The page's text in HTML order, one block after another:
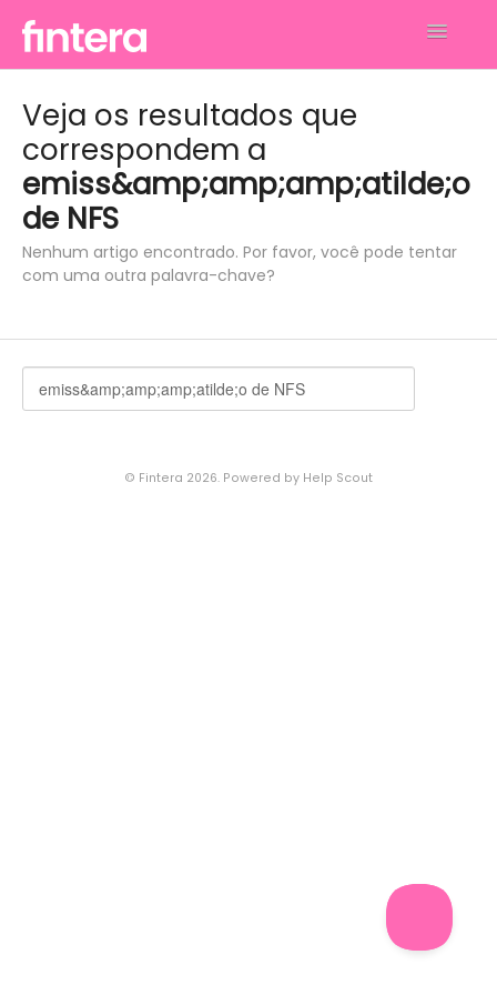
Toggle
Financeiro
Faturamento
Gerenciar Perfil e Conta
Veja os resultados que
correspondem a
emiss&amp;amp;amp;atilde;o
de NFS
Nenhum artigo encontrado. Por favor, você pode tentar
com uma outra palavra-chave?
© Fintera 2026. Powered by Help Scout